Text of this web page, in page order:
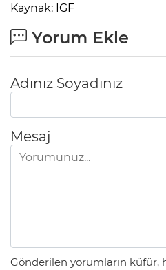
Kaynak: IGF
Yorum Ekle
Adınız Soyadınız
Mesaj
Gönderilen yorumların küfür,